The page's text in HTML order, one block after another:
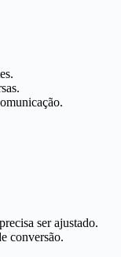
ser ajustado.
conversão.